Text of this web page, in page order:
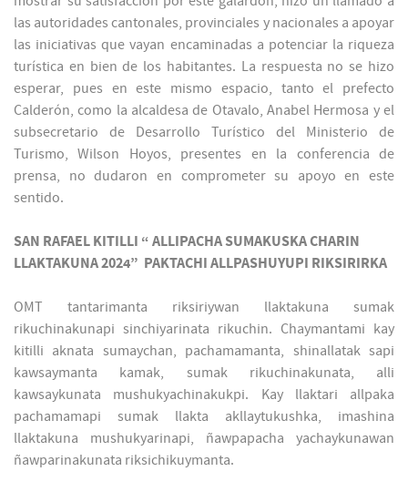
las autoridades cantonales, provinciales y nacionales a apoyar
las iniciativas que vayan encaminadas a potenciar la riqueza
turística en bien de los habitantes. La respuesta no se hizo
esperar, pues en este mismo espacio, tanto el prefecto
Calderón, como la alcaldesa de Otavalo, Anabel Hermosa y el
subsecretario de Desarrollo Turístico del Ministerio de
Turismo, Wilson Hoyos, presentes en la conferencia de
prensa, no dudaron en comprometer su apoyo en este
sentido.
SAN RAFAEL KITILLI “ ALLIPACHA SUMAKUSKA CHARIN
LLAKTAKUNA 2024” PAKTACHI ALLPASHUYUPI RIKSIRIRKA
OMT tantarimanta riksiriywan llaktakuna sumak
rikuchinakunapi sinchiyarinata rikuchin. Chaymantami kay
kitilli aknata sumaychan, pachamamanta, shinallatak sapi
kawsaymanta kamak, sumak rikuchinakunata, alli
kawsaykunata mushukyachinakukpi. Kay llaktari allpaka
pachamamapi sumak llakta akllaytukushka, imashina
llaktakuna mushukyarinapi, ñawpapacha yachaykunawan
ñawparinakunata riksichikuymanta.